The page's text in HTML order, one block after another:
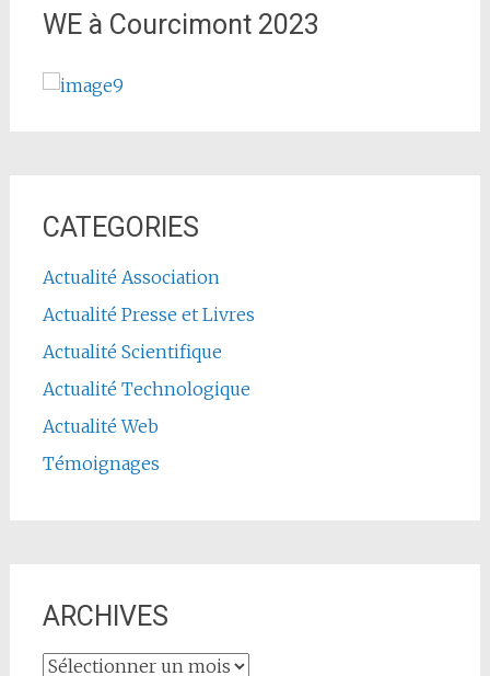
WE à Courcimont 2023
CATEGORIES
Actualité Association
Actualité Presse et Livres
Actualité Scientifique
Actualité Technologique
Actualité Web
Témoignages
ARCHIVES
ARCHIVES